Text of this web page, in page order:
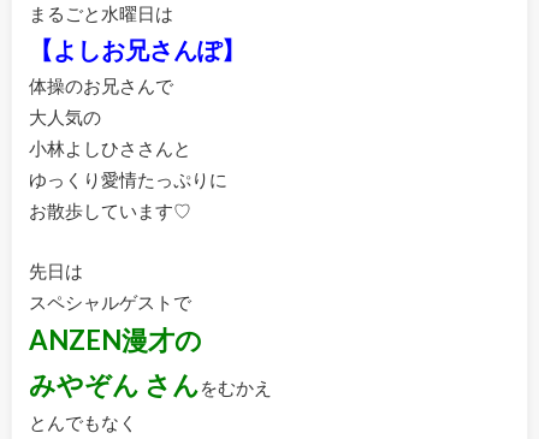
まるごと水曜日は
【よしお兄さんぽ】
体操のお兄さんで
大人気の
小林よしひささんと
ゆっくり愛情たっぷりに
お散歩しています♡
先日は
スペシャルゲストで
ANZEN漫才の
みやぞん さんをむかえ
とんでもなく